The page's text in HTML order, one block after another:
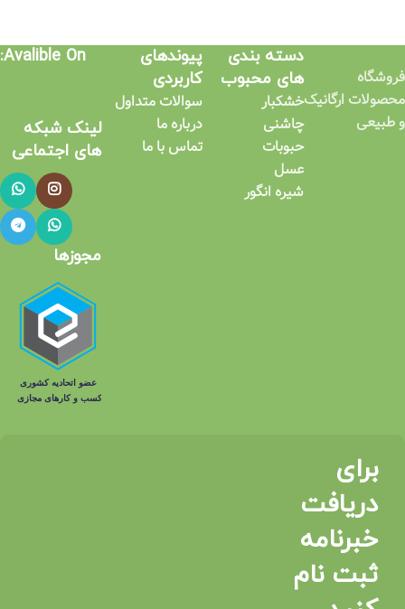
فروشگاه
محصولات ارگانیک
و طبیعی
دسته بندی
های محبوب
خشکبار
چاشنی
حبوبات
عسل
شیره انگور
پیوندهای
کاربردی​
سوالات متداول
درباره ما
تماس با ما
Avalible On:
لینک شبکه
های اجتماعی​
مجوزها
برای
دریافت
خبرنامه
ثبت نام